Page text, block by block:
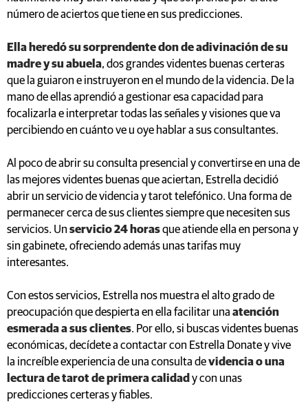
número de aciertos que tiene en sus predicciones.
Ella heredó su sorprendente don de adivinación de su
madre y su abuela, dos grandes videntes buenas certeras
que la guiaron e instruyeron en el mundo de la videncia. De la
mano de ellas aprendió a gestionar esa capacidad para
focalizarla e interpretar todas las señales y visiones que va
percibiendo en cuánto ve u oye hablar a sus consultantes.
Al poco de abrir su consulta presencial y convertirse en una de
las mejores videntes buenas que aciertan, Estrella decidió
abrir un servicio de videncia y tarot telefónico. Una forma de
permanecer cerca de sus clientes siempre que necesiten sus
servicios. Un servicio 24 horasque atiende ella en persona y
sin gabinete, ofreciendo además unas tarifas muy
interesantes.
Con estos servicios, Estrella nos muestra el alto grado de
preocupación que despierta en ella facilitar una atención
esmerada a sus clientes. Por ello, si buscas videntes buenas
económicas, decídete a contactar con Estrella Donate y vive
la increíble experiencia de una consulta devidencia o una
lectura de tarot de primera calidad y con unas
predicciones certeras y fiables.